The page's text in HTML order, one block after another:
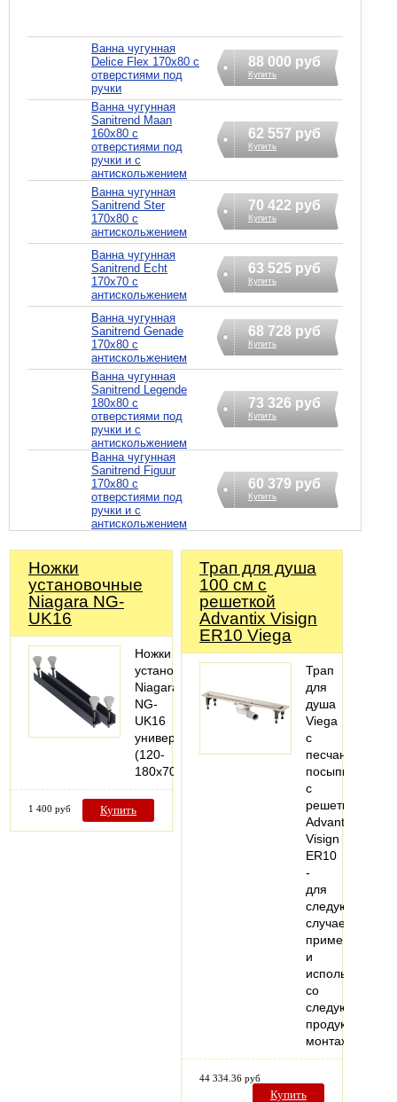
Ванна чугунная
Delice Flex 170x80 с
отверстиями под
ручки
88 000 руб
Купить
Ванна чугунная
Sanitrend Maan
160х80 с
отверстиями под
ручки и с
антискольжением
62 557 руб
Купить
Ванна чугунная
Sanitrend Ster
170х80 с
антискольжением
70 422 руб
Купить
Ванна чугунная
Sanitrend Echt
170х70 с
антискольжением
63 525 руб
Купить
Ванна чугунная
Sanitrend Genade
170х80 с
антискольжением
68 728 руб
Купить
Ванна чугунная
Sanitrend Legende
180х80 с
отверстиями под
ручки и с
антискольжением
73 326 руб
Купить
Ванна чугунная
Sanitrend Figuur
170х80 с
отверстиями под
ручки и с
антискольжением
60 379 руб
Купить
Ножки
установочные
Niagara NG-
UK16
Ножки
установочные
Niagara
NG-
UK16
универсал.
(120-
180х70см.)
1 400 руб Купить
Трап для душа
100 см с
решеткой
Advantix Visign
ER10 Viega
Трап
для
душа
Viega
с
песчаной
посыпкой,
с
решеткой
Advantix
Visign
ER10
-
для
следующих
случаев
применения
и
использования
со
следующей
продукцией:
монтаж…
44 334.36 руб
Купить